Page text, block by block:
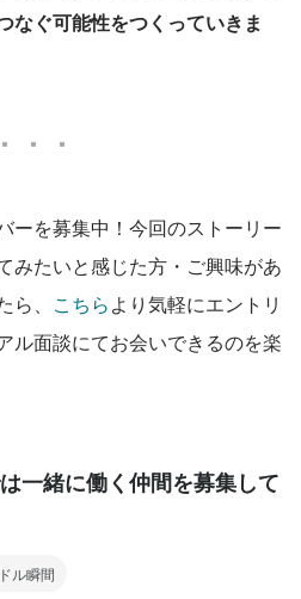
なぐ可能性をつくっていきま
ーを募集中！今回のストーリー
みたいと感じた方・ご興味があ
、 こちらより気軽にエントリ
ル面談にてお会いできるのを楽
一緒に働く仲間を募集して
ル瞬間